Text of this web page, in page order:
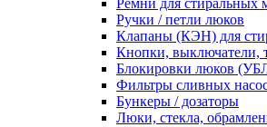
Ремни для стиральных
Ручки / петли люков
Клапаны (КЭН) для
Кнопки, выключатели,
Блокировки люков
Фильтры сливных
Бункеры / дозаторы
Люки, стекла,